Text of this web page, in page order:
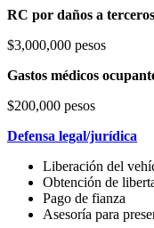
RC por daños a terceros
$3,000,000 pesos
Gastos médicos
$200,000 pesos
Defensa legal/jurídica
Liberación del
Obtención de
Pago de fianza
Asesoría para